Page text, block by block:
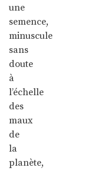
une
semence,
minuscule
sans
doute
à
l’échelle
des
maux
de
la
planète,